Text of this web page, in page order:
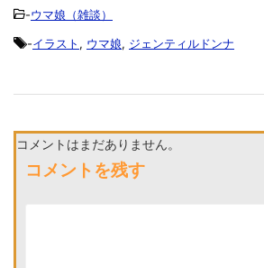
-ウマ娘（雑談）
-イラスト , ウマ娘, ジェンティルドンナ
コメントはまだありません。
コメントを残す